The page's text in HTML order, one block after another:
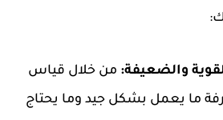
والضعيفة: من خلال قياس
ما يعمل بشكل جيد وما يحتاج